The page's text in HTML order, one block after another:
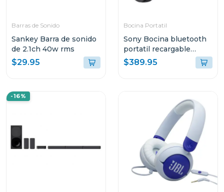
Barras de Sonido
Sankey Barra de sonido
de 2.1ch 40w rms
$29.95
Bocina Portatil
Sony Bocina bluetooth
portatil recargable
xg500
$389.95
-16%